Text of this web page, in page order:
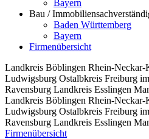
Bayern
Bau /
Baden Württemberg
Bayern
Firmenübersicht
Landkreis Böblingen Rhein-Neckar-
Ludwigsburg Ostalbkreis Freiburg
Ravensburg Landkreis Esslingen
Landkreis Böblingen Rhein-Neckar-
Ludwigsburg Ostalbkreis Freiburg
Ravensburg Landkreis Esslingen
Firmenübersicht